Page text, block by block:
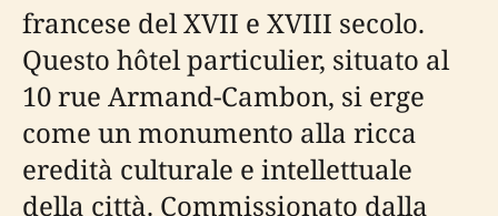
francese del XVII e XVIII secolo.
Questo hôtel particulier, situato al
10 rue Armand-Cambon, si erge
come un monumento alla ricca
eredità culturale e intellettuale
della città. Commissionato dalla